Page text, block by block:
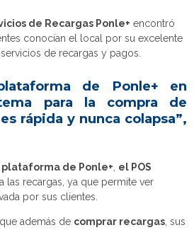
de Recargas Ponle+ encontró
conocían el local por su excelente
de recargas y pagos.
de Ponle+ en
para la compra de
rápida y nunca colapsa”,
plataforma de Ponle+, el POS
las recargas, ya que permite ver
por sus clientes.
además de comprar recargas, sus